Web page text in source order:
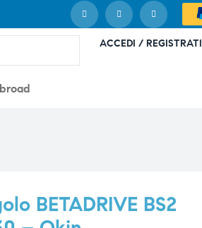
ACCEDI / REGISTRATI
BETADRIVE BS2